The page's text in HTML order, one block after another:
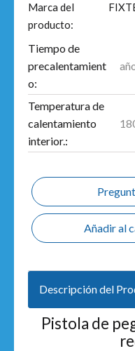
Marca del
producto:
Tiempo de
precalentamient
o:
Temperatura de
calentamiento
interior.:
Añadir al
Descripción del
Pistola de